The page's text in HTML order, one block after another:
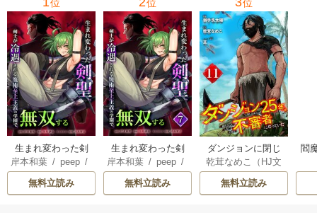
位
生まれ変わった剣
聖、剣士が冷遇さ
れる魔術至上主義
の学園で無双する
岸本和葉/ peep/
染野静也/
/taskey STUDI
無料立読み
位
生まれ変わった剣
聖、剣士が冷遇さ
れる魔術至上主義
の学園で無双する
岸本和葉/ peep/
染野静也/
/taskey STUDI
無料立読み
位
ダンジョンに閉じ
込められて25年。
救出されたときに
は立派な不審者に
乾茸なめこ（HJ文
庫／ホビージャパ
ン刊）/御手洗太
無料立読み
閻